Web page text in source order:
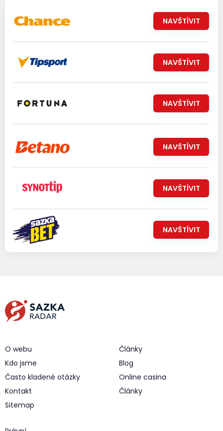
NAVŠTÍVIT
NAVŠTÍVIT
NAVŠTÍVIT
NAVŠTÍVIT
NAVŠTÍVIT
NAVŠTÍVIT
O webu
Kdo jsme
Často kladené otázky
Kontakt
Sitemap
Články
Blog
Online casina
Články